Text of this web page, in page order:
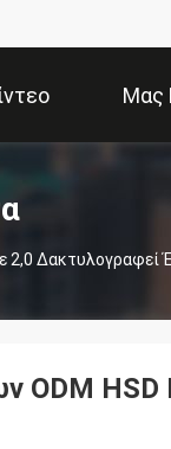
Μας
2,0 Δακτυλογραφεί
ODM HSD